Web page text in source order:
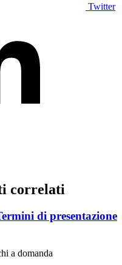
Twitter
correlati
di presentazione
a domanda